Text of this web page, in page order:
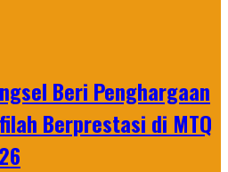
Beri Penghargaan
Berprestasi di MTQ